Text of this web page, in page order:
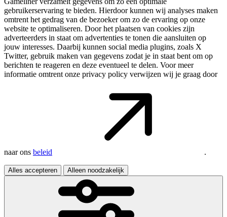
gebruikerservaring te bieden. Hierdoor kunnen wij analyses maken
omtrent het gedrag van de bezoeker om zo de ervaring op onze
website te optimaliseren. Door het plaatsen van cookies zijn
adverteerders in staat om advertenties te tonen die aansluiten op
jouw interesses. Daarbij kunnen social media plugins, zoals X
Twitter, gebruik maken van gegevens zodat je in staat bent om op
berichten te reageren en deze eventueel te delen. Voor meer
informatie omtrent onze privacy policy verwijzen wij je graag door
naar ons beleid .
Alles accepteren Alleen noodzakelijk